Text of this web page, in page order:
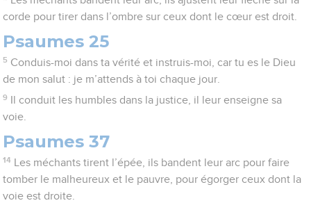
corde pour tirer dans l’ombre sur ceux dont le cœur est droit.
Psaumes 25
5 Conduis-moi dans ta vérité et instruis-moi, car tu es le Dieu
de mon salut : je m’attends à toi chaque jour.
9
Il conduit les humbles dans la justice, il leur enseigne sa
voie.
Psaumes 37
14
Les méchants tirent l’épée, ils bandent leur arc pour faire
tomber le malheureux et le pauvre, pour égorger ceux dont la
voie est droite.